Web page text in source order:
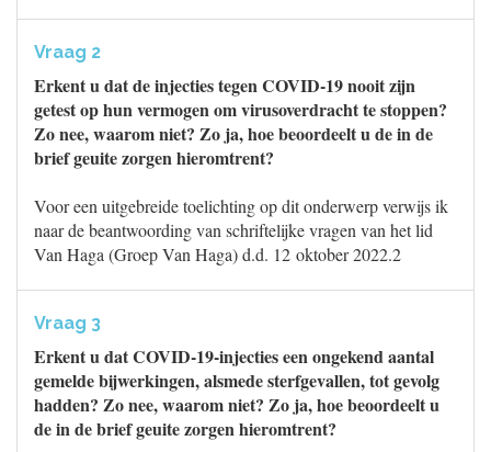
Vraag 2
Erkent u dat de injecties tegen COVID-19 nooit zijn
getest op hun vermogen om virusoverdracht te stoppen?
Zo nee, waarom niet? Zo ja, hoe beoordeelt u de in de
brief geuite zorgen hieromtrent?
Voor een uitgebreide toelichting op dit onderwerp verwijs ik
naar de beantwoording van schriftelijke vragen van het lid
Van Haga (Groep Van Haga) d.d. 12 oktober 2022.2
Vraag 3
Erkent u dat COVID-19-injecties een ongekend aantal
gemelde bijwerkingen, alsmede sterfgevallen, tot gevolg
hadden? Zo nee, waarom niet? Zo ja, hoe beoordeelt u
de in de brief geuite zorgen hieromtrent?